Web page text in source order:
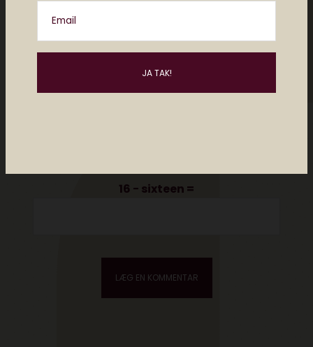
Email
16 − sixteen =